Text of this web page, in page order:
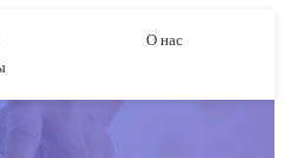
О нас